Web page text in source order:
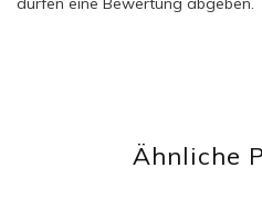
Ähnliche